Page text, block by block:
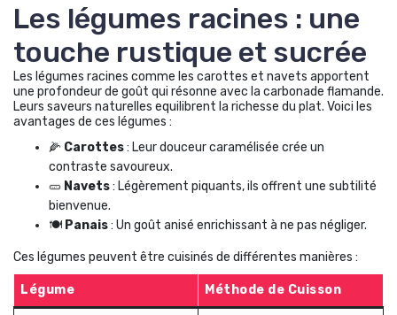
Les légumes racines : une
touche rustique et sucrée
Les légumes racines comme les carottes et navets apportent
une profondeur de goût qui résonne avec la carbonade flamande.
Leurs saveurs naturelles equilibrent la richesse du plat. Voici les
avantages de ces légumes :
🌽 Carottes: Leur douceur caramélisée crée un
contraste savoureux.
🥒 Navets: Légèrement piquants, ils offrent une subtilité
bienvenue.
🍽️ Panais: Un goût anisé enrichissant à ne pas négliger.
Ces légumes peuvent être cuisinés de différentes manières :
Légume Méthode de Cuisson